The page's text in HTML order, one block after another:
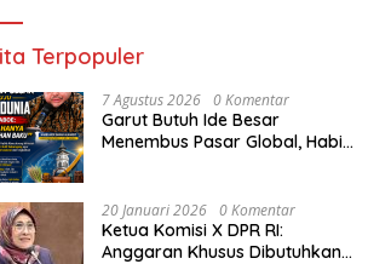
Terpopuler
7 Agustus 2026 0 Komentar
Garut Butuh Ide Besar
Menembus Pasar Global, Habib
20 Januari 2026 0 Komentar
Ketua Komisi X DPR RI:
Anggaran Khusus Dibutuhkan